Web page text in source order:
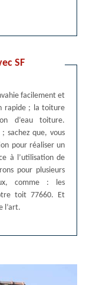
SF
facilement et
rapide ; la toiture
d’eau toiture.
sachez que, vous
pour réaliser un
à l’utilisation de
pour plusieurs
comme : les
toit 77660. Et
l’art.